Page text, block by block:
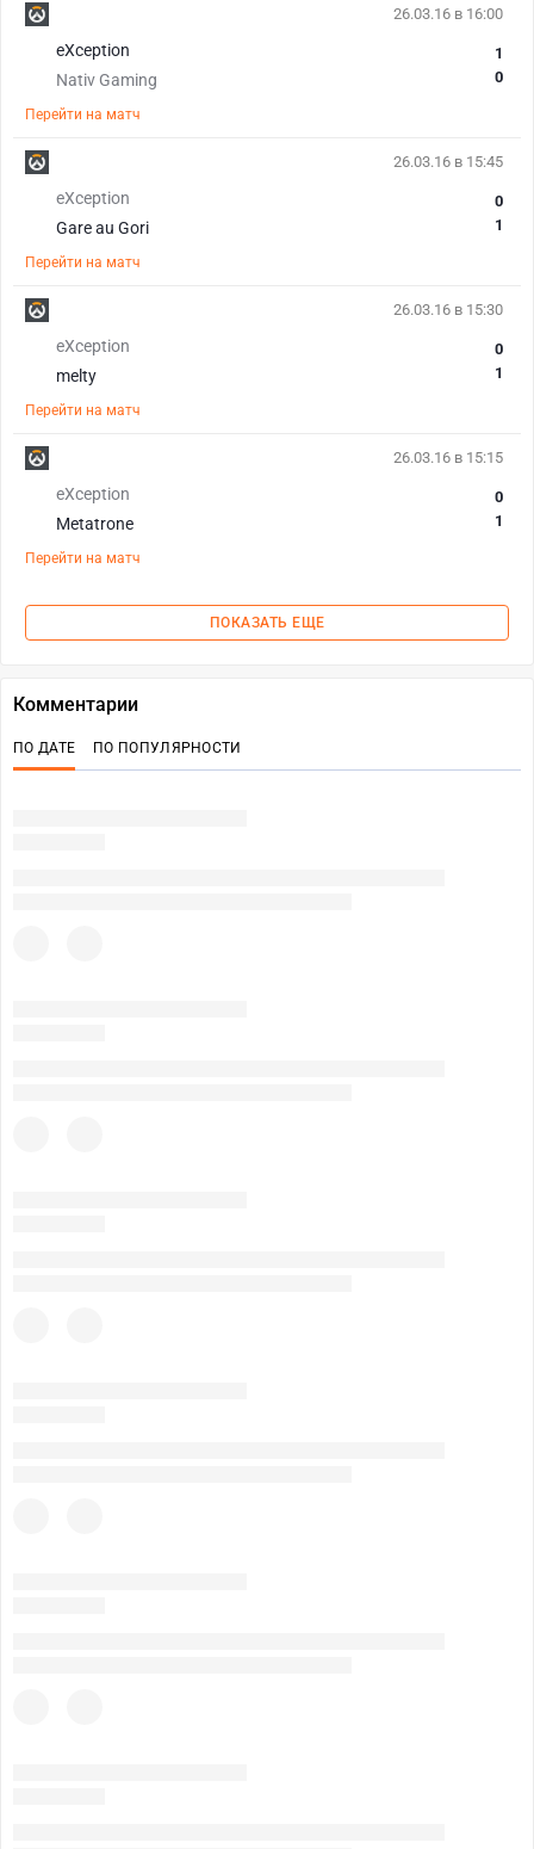
26.03.16 в 16:00
eXception
Nativ Gaming
1
0
Перейти на матч
26.03.16 в 15:45
eXception
Gare au Gori
0
1
Перейти на матч
26.03.16 в 15:30
eXception
melty
0
1
Перейти на матч
26.03.16 в 15:15
eXception
Metatrone
0
1
Перейти на матч
ПОКАЗАТЬ ЕЩЕ
Комментарии
ПО ДАТЕ ПО ПОПУЛЯРНОСТИ